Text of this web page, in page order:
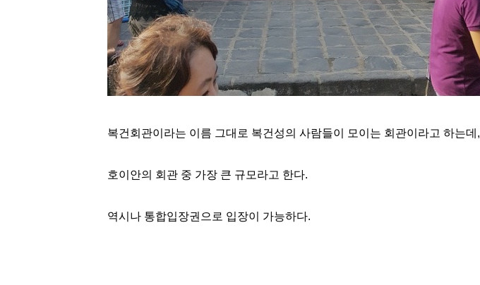
복건회관이라는 이름 그대로 복건성의 사람들이 모이는 회관이라고 하는데,
호이안의 회관 중 가장 큰 규모라고 한다.
역시나 통합입장권으로 입장이 가능하다.